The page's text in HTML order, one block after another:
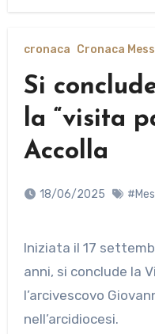
cronaca Cronaca
Si
la “visita
Accolla
18/06/2025
Iniziata il 17 settembre 2023, dopo due intensi
anni, si conclude la
l’arcivescovo
nell’arcidiocesi.